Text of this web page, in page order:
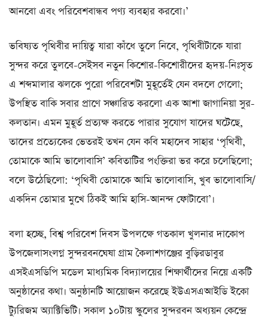
আনবো এবং পরিবেশবান্ধব পণ্য ব্যবহার করবো।’
ভবিষ্যত পৃথিবীর দায়িত্ব যারা কাঁধে তুলে নিবে, পৃথিবীটাকে যারা
সুন্দর করে তুলবে-সেইসব নতুন কিশোর-কিশোরীদের হৃদয়-নিঃসৃত
এ শব্দমালার ঝলকে পুরো পরিবেশটা মুহূর্তেই যেন বদলে গেলো;
উপস্থিত বাকি সবার প্রাণে সঞ্চারিত করলো এক আশা জাগানিয়া সুর-
কলতান। এমন মুহূর্ত প্রত্যক্ষ করতে পারার সুযোগ যাদের ঘটেছে,
তাদের প্রত্যেকের ভেতরই তখন যেন কবি মহাদেব সাহার ‘পৃথিবী,
তোমাকে আমি ভালোবাসি’ কবিতাটির পংক্তিরা ভর করে চলেছিলো;
বলে উঠেছিলো: ‘পৃথিবী তোমাকে আমি ভালোবাসি, খুব ভালোবাসি/
একদিন তোমার মুখে ঠিকই আমি হাসি-আনন্দ ফোটাবো’।
বলা হচ্ছে, বিশ্ব পরিবেশ দিবস উপলক্ষে গতকাল খুলনার দাকোপ
উপজেলাসংলগ্ন সুন্দরবনঘেষা গ্রাম কৈলাশগঞ্জের বুড়িরডাবুর
এসইএসডিপি মডেল মাধ্যমিক বিদ্যালয়ের শিক্ষার্থীদের নিয়ে একটি
অনুষ্ঠানের কথা। অনুষ্ঠানটি আয়োজন করেছে ইউএসএআইডি ইকো
ট্যুরিজম অ্যাক্টিভিটি। সকাল ১০টায় স্কুলের সুন্দরবন অধ্যয়ন কেন্দ্রে